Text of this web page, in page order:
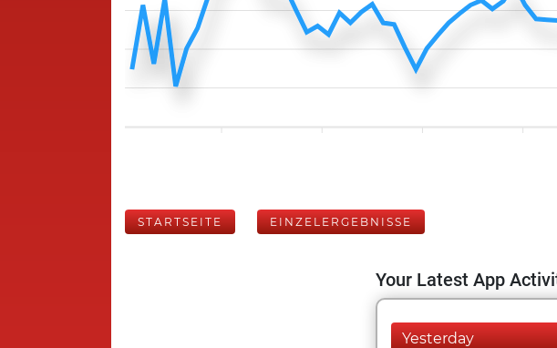
STARTSEITE EINZELERGEBNISSE
Your Latest App
Yesterday